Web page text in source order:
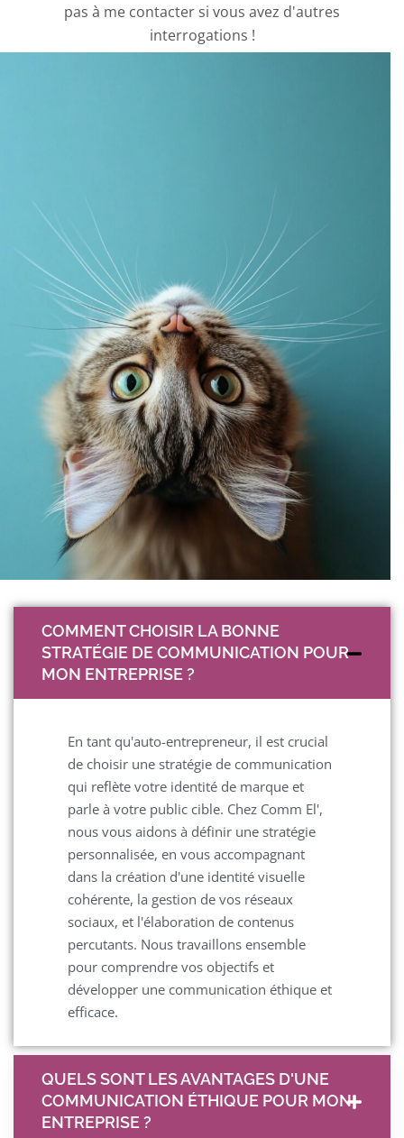
pas à me contacter si vous avez d'autres
interrogations !
COMMENT CHOISIR LA BONNE
STRATÉGIE DE COMMUNICATION POUR
MON ENTREPRISE ?
En tant qu'auto-entrepreneur, il est crucial
de choisir une stratégie de communication
qui reflète votre identité de marque et
parle à votre public cible. Chez Comm El',
nous vous aidons à définir une stratégie
personnalisée, en vous accompagnant
dans la création d'une identité visuelle
cohérente, la gestion de vos réseaux
sociaux, et l'élaboration de contenus
percutants. Nous travaillons ensemble
pour comprendre vos objectifs et
développer une communication éthique et
efficace.
QUELS SONT LES AVANTAGES D'UNE
COMMUNICATION ÉTHIQUE POUR MON
ENTREPRISE ?